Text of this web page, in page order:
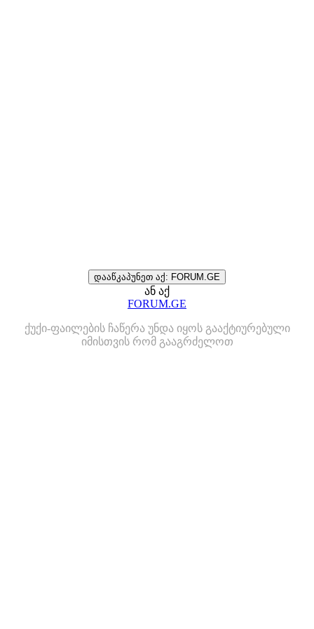
დააწკაპუნეთ აქ: FORUM.GE
ან აქ
FORUM.GE
ქუქი-ფაილების ჩაწერა უნდა იყოს გააქტიურებული
იმისთვის რომ გააგრძელოთ